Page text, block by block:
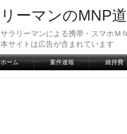
リーマンのMNP
サラリーマンによる携帯・スマホＭ
本サイトは広告が含まれています
ホーム 案件速報 維持費